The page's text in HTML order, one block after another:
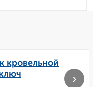
кровельной
›